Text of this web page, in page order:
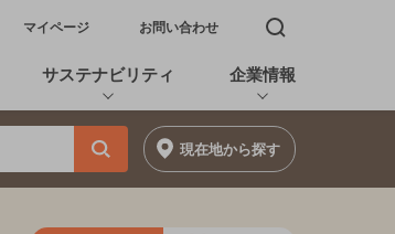
ウィンドウで開く
マイページ お問い合わせ 検索窓を開く
サステナビリティ 企業情報
現在地から探す